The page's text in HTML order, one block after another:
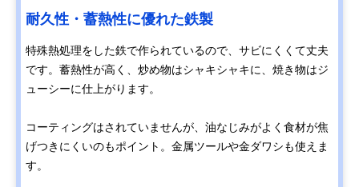
耐久性・蓄熱性に優れた鉄製
特殊熱処理をした鉄で作られているので、サビにくくて丈夫
です。蓄熱性が高く、炒め物はシャキシャキに、焼き物はジ
ューシーに仕上がります。
コーティングはされていませんが、油なじみがよく食材が焦
げつきにくいのもポイント。金属ツールや金ダワシも使えま
す。